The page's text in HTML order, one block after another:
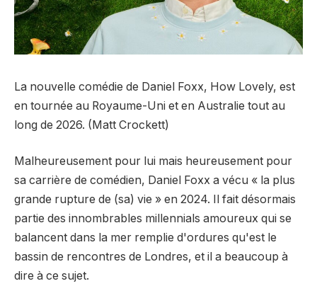
La nouvelle comédie de Daniel Foxx, How Lovely, est
en tournée au Royaume-Uni et en Australie tout au
long de 2026. (Matt Crockett)
Malheureusement pour lui mais heureusement pour
sa carrière de comédien, Daniel Foxx a vécu « la plus
grande rupture de (sa) vie » en 2024. Il fait désormais
partie des innombrables millennials amoureux qui se
balancent dans la mer remplie d'ordures qu'est le
bassin de rencontres de Londres, et il a beaucoup à
dire à ce sujet.